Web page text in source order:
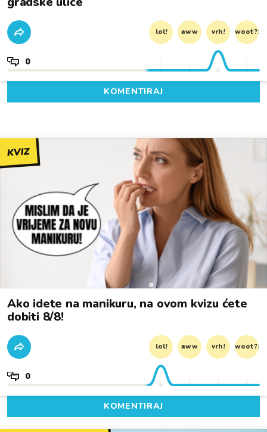
lol! aww vrh! woot?!
0
KOMENTIRAJ
KVIZ
Ako idete na manikuru, na ovom kvizu ćete
dobiti 8/8!
lol! aww vrh! woot?!
0
KOMENTIRAJ